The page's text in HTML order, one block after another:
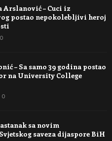
Arslanović – Cuci iz
postao nepokolebljivi heroj
0
– Sa samo 39 godina postao
na University College
0
sa novim
saveza dijaspore BiH